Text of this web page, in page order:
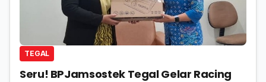
TEGAL
Seru! BPJamsostek Tegal Gelar Racing